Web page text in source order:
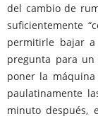
del cambio de
suficientemente
permitirle bajar a
pregunta para un
poner la
paulatinamente
minuto después,